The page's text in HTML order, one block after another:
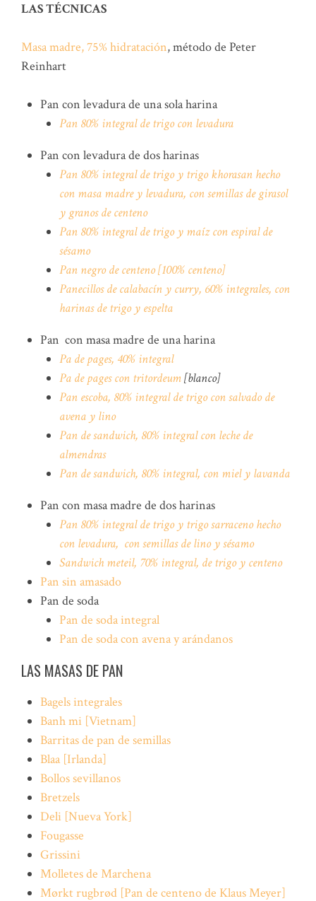
LAS TÉCNICAS
Masa madre, 75% hidratación, método de Peter
Reinhart
Pan con levadura de una sola harina
Pan 80% integral de trigo con levadura
Pan con levadura de dos harinas
Pan 80% integral de trigo y trigo khorasan hecho
con masa madre y levadura, con semillas de girasol
y granos de centeno
Pan 80% integral de trigo y maíz con espiral de
sésamo
Pan negro de centeno [100% centeno]
Panecillos de calabacín y curry, 60% integrales, con
harinas de trigo y espelta
Pan con masa madre de una harina
Pa de pages, 40% integral
Pa de pages con tritordeum[blanco]
Pan escoba, 80% integral de trigo con salvado de
avena y lino
Pan de sandwich, 80% integral con leche de
almendras
Pan de sandwich, 80% integral, con miel y lavanda
Pan con masa madre de dos harinas
Pan 80% integral de trigo y trigo sarraceno hecho
con levadura, con semillas de lino y sésamo
Sandwich meteil, 70% integral, de trigo y centeno
Pan sin amasado
Pan de soda
Pan de soda integral
Pan de soda con avena y arándanos
LAS MASAS DE PAN
Bagelsintegrales
Banh mi [Vietnam]
Barritas de pan de semillas
Blaa [Irlanda]
Bollos sevillanos
Bretzels
Deli [Nueva York]
Fougasse
Grissini
Molletes de Marchena
Mørkt rugbrød [Pan de centeno de Klaus Meyer]